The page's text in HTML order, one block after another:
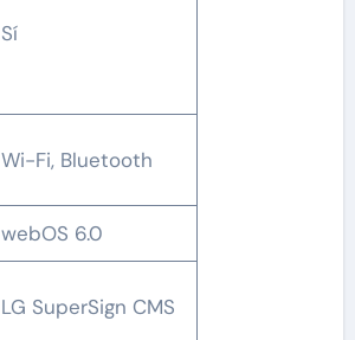
Sí
Wi-Fi, Bluetooth
webOS 6.0
LG SuperSign CMS